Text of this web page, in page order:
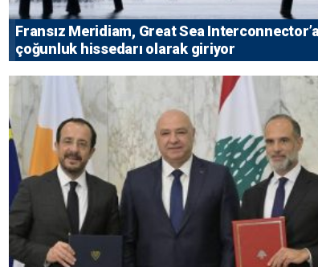
Fransız Meridiam, Great Sea Interconnector’a
çoğunluk hissedarı olarak giriyor